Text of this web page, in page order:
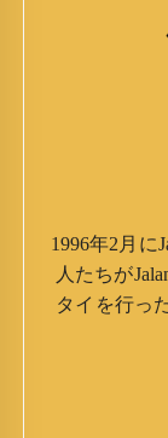
1996年2月に
人たちが
タイを行っ
（Jun
才) 生